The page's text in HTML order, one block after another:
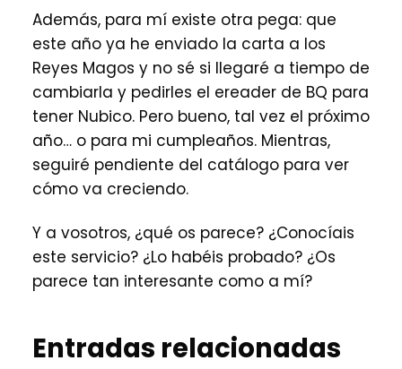
Además, para mí existe otra pega: que
este año ya he enviado la carta a los
Reyes Magos y no sé si llegaré a tiempo de
cambiarla y pedirles el ereader de BQ para
tener Nubico. Pero bueno, tal vez el próximo
año… o para mi cumpleaños. Mientras,
seguiré pendiente del catálogo para ver
cómo va creciendo.
Y a vosotros, ¿qué os parece? ¿Conocíais
este servicio? ¿Lo habéis probado? ¿Os
parece tan interesante como a mí?
Entradas relacionadas